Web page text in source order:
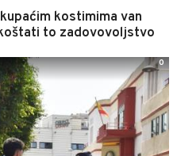
kostimima van
to zadovovoljstvo
0